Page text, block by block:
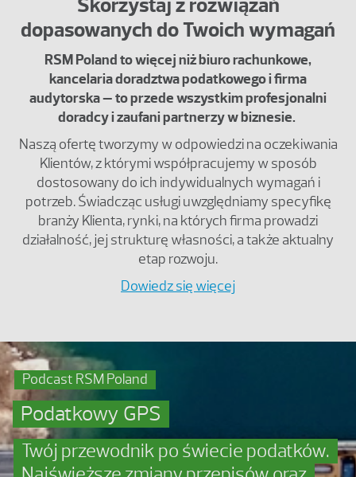
dopasowanych do Twoich wymagań
RSM Poland to więcej niż biuro rachunkowe,
kancelaria doradztwa podatkowego i firma
audytorska – to przede wszystkim profesjonalni
doradcy i zaufani partnerzy w biznesie.
Naszą ofertę tworzymy w odpowiedzi na oczekiwania
Klientów, z którymi współpracujemy w sposób
dostosowany do ich indywidualnych wymagań i
potrzeb. Świadcząc usługi uwzględniamy specyfikę
branży Klienta, rynki, na których firma prowadzi
działalność, jej strukturę własności, a także aktualny
etap rozwoju.
Dowiedz się więcej
Podcast RSM Poland
Podatkowy GPS
Twój przewodnik po świecie podatków.